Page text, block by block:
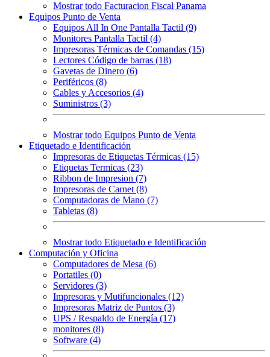
Mostrar todo Facturacion Fiscal Panama
Equipos Punto de Venta
Equipos All In One Pantalla Tactil (9)
Monitores Pantalla Tactil (4)
Impresoras Térmicas de Comandas (15)
Lectores Código de barras (18)
Gavetas de Dinero (6)
Periféricos (8)
Cables y Accesorios (4)
Suministros (3)
Mostrar todo Equipos Punto de Venta
Etiquetado e Identificación
Impresoras de Etiquetas Térmicas (15)
Etiquetas Termicas (23)
Ribbon de Impresion (7)
Impresoras de Carnet (8)
Computadoras de Mano (7)
Tabletas (8)
Mostrar todo Etiquetado e Identificación
Computación y Oficina
Computadores de Mesa (6)
Portatiles (0)
Servidores (3)
Impresoras y Mutifuncionales (12)
Impresoras Matriz de Puntos (3)
UPS / Respaldo de Energía (17)
monitores (8)
Software (4)